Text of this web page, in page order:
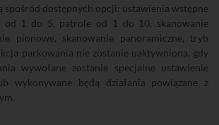
spośród dostępnych opcji: ustawienia wstępne
1 do 5, patrole od 1 do 10, skanowanie
pionowe, skanowanie panoramiczne, tryb
parkowania nie zostanie uaktywniona, gdy
wywołane zostanie specjalne ustawienie
wykonywane będą działania powiązane z